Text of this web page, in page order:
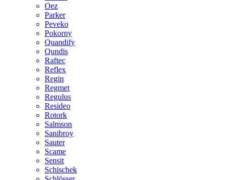
Oez
Parker
Peveko
Pokorny
Quandify
Qundis
Raftec
Reflex
Regin
Regmet
Regulus
Resideo
Rotork
Salmson
Sanibroy
Sauter
Scame
Sensit
Schischek